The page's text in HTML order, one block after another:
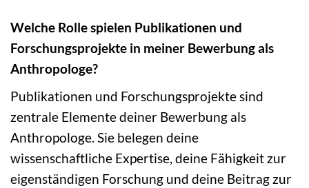
Welche Rolle spielen Publikationen und
Forschungsprojekte in meiner Bewerbung als
Anthropologe?
Publikationen und Forschungsprojekte sind
zentrale Elemente deiner Bewerbung als
Anthropologe. Sie belegen deine
wissenschaftliche Expertise, deine Fähigkeit zur
eigenständigen Forschung und deine Beitrag zur